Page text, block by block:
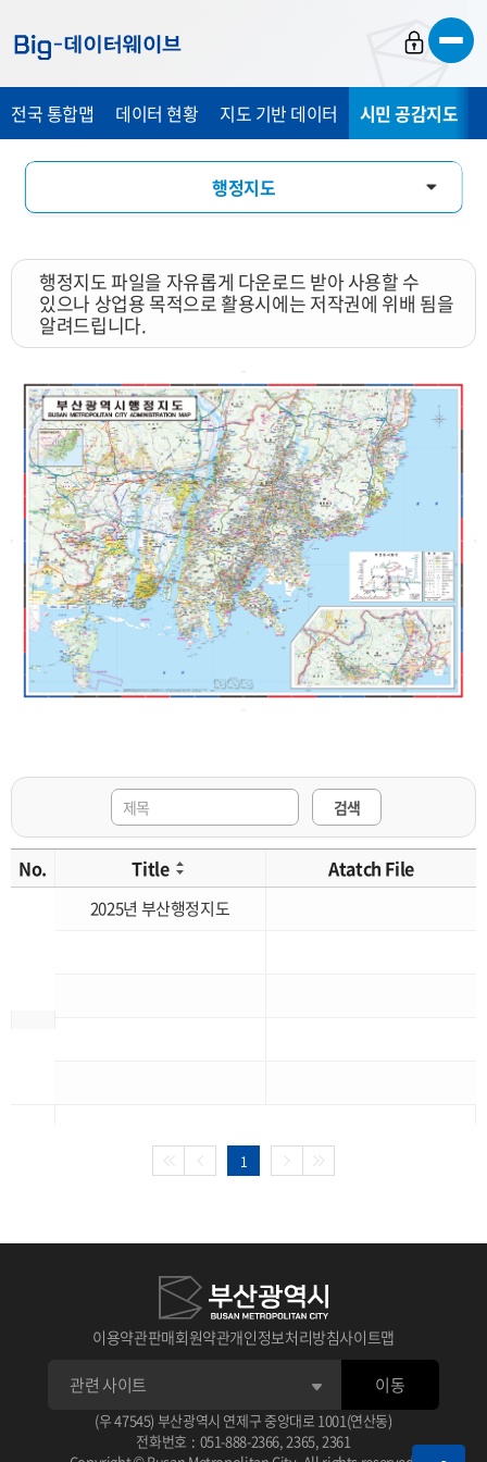
가
기
가
기
가
기
전국 통합맵 데이터 현황 지도 기반 데이터 시민 공감지도
행정지도
지도 활용 서비스
행정지도 파일을 자유롭게 다운로드 받아 사용할 수
있으나 상업용 목적으로 활용시에는 저작권에 위배 됨을
알려드립니다.
검색
No. Title Atatch File
2025년 부산행정지도
1
이용약관판매회원약관개인정보처리방침사이트맵
(우 47545) 부산광역시 연제구 중앙대로 1001(연산동)
전화번호 : 051-888-2366 2365, 2361
이동